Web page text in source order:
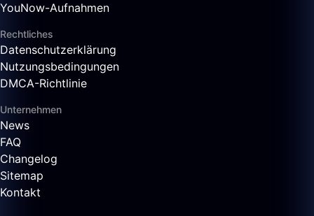
YouNow-Aufnahmen
Rechtliches
Datenschutzerklärung
Nutzungsbedingungen
DMCA-Richtlinie
Unternehmen
News
FAQ
Changelog
Sitemap
Kontakt